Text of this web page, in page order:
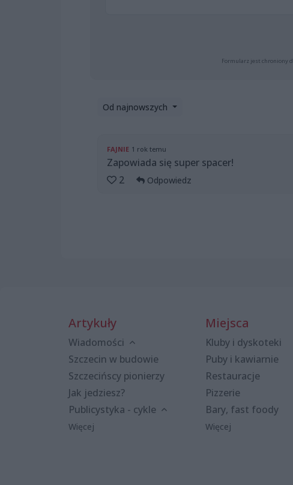
Formularz jest chroniony
Od najnowszych
FAJNIE 1 rok temu
Zapowiada się super spacer!
2
Odpowiedz
Artykuły
Wiadomości
Szczecin w budowie
Szczecińscy pionierzy
Jak jedziesz?
Publicystyka - cykle
Więcej
Miejsca
Kluby i dyskoteki
Puby i kawiarnie
Restauracje
Pizzerie
Bary, fast foody
Więcej